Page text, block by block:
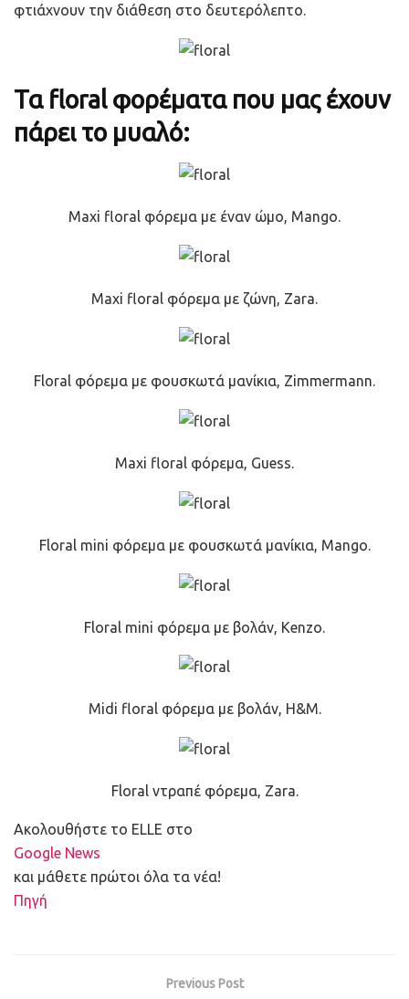
φτιάχνουν την διάθεση στο δευτερόλεπτο.
Τα floral φορέματα που μας έχουν
πάρει το μυαλό:
Maxi floral φόρεμα με έναν ώμο, Mango.
Maxi floral φόρεμα με ζώνη, Zara.
Floral φόρεμα με φουσκωτά μανίκια, Zimmermann.
Maxi floral φόρεμα, Guess.
Floral mini φόρεμα με φουσκωτά μανίκια, Mango.
Floral mini φόρεμα με βολάν, Kenzo.
Midi floral φόρεμα με βολάν, H&M.
Floral ντραπέ φόρεμα, Zara.
Ακολουθήστε το ELLE στο
Google News
και μάθετε πρώτοι όλα τα νέα!
Πηγή
Previous Post